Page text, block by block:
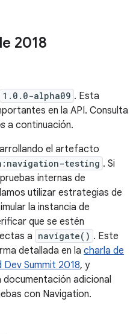
2018
1.0.0-alpha09 . Esta
en la API. Consulta
a continuación.
el artefacto
testing . Si
internas de
utilizar estrategias de
la instancia de
que se estén
a navigate() . Este
detallada en la charla de
Summit 2018, y
adicional
con Navigation.